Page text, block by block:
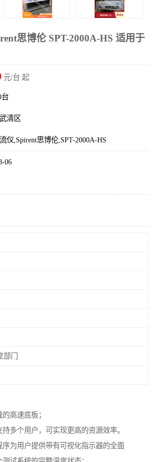
思博伦 SPT-2000A-HS 适用于
元/台 起
台
清区
仪,Spirent思博伦,SPT-2000A-HS
06
门
高速底板；
多个用户，可实现更高的资源效率。
序为用户提供带有可视化指示器的全面